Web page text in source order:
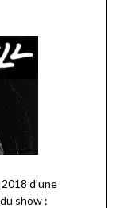
d’une
show :